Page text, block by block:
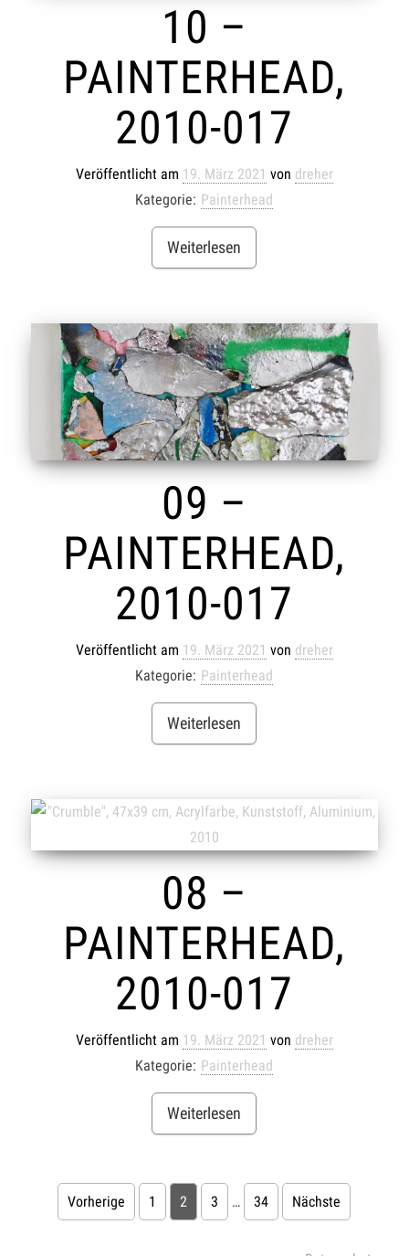
10 –
PAINTERHEAD,
2010-017
Veröffentlicht am 19. März 2021 von dreher
Kategorie: Painterhead
Weiterlesen
09 –
PAINTERHEAD,
2010-017
Veröffentlicht am 19. März 2021 von dreher
Kategorie: Painterhead
Weiterlesen
08 –
PAINTERHEAD,
2010-017
Veröffentlicht am 19. März 2021 von dreher
Kategorie: Painterhead
Weiterlesen
BEITRAGSNAVIGATION
Vorherige 1 2 3 … 34 Nächste